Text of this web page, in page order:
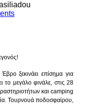
ξεκινάει επίσημα για
το μεγάλο φινάλε, στις 28
και camping
Τουρνουά ποδοσφαίρου,